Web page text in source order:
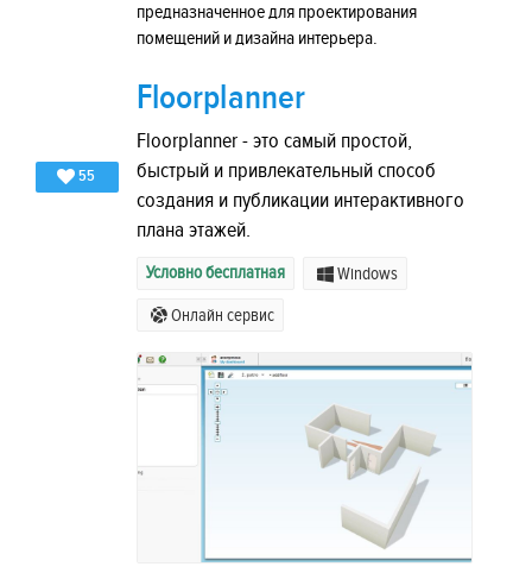
предназначенное для проектирования
помещений и дизайна интерьера.
55
Floorplanner
Floorplanner - это самый простой,
быстрый и привлекательный способ
создания и публикации интерактивного
плана этажей.
Условно бесплатная Windows
Онлайн сервис